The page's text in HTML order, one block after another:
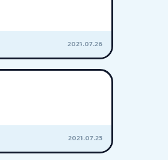
2021.07.26
2021.07.23